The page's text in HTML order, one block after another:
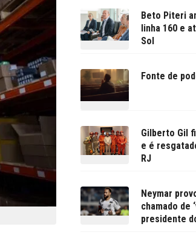
Beto Piteri
linha 160 e
Sol
Fonte de
Gilberto Gil
e é
RJ
Neymar
chamado de
presidente